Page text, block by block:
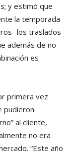
y estimó que
la temporada
los traslados
además de no
es
primera vez
pudieron
al cliente,
no era
“Este año